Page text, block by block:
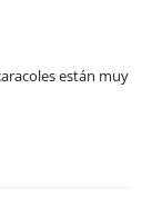
están muy